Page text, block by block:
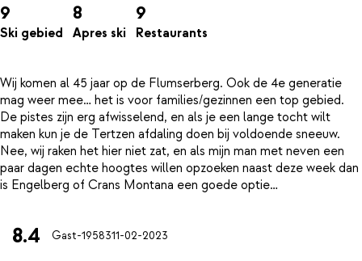
9
Ski gebied
8
Apres ski
9
Restaurants
Wij komen al 45 jaar op de Flumserberg. Ook de 4e generatie
mag weer mee… het is voor families/gezinnen een top gebied.
De pistes zijn erg afwisselend, en als je een lange tocht wilt
maken kun je de Tertzen afdaling doen bij voldoende sneeuw.
Nee, wij raken het hier niet zat, en als mijn man met neven een
paar dagen echte hoogtes willen opzoeken naast deze week dan
8.4 Gast-1958311-02-2023